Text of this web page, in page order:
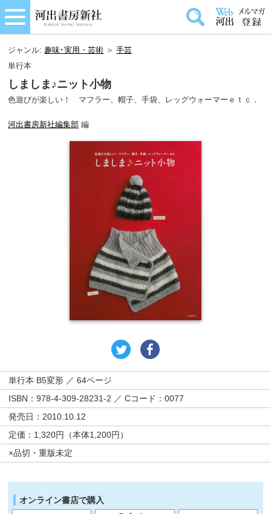
ジャンル: 趣味･実用・芸術 ＞手芸
単行本
しましま♪ニット小物
色遊びが楽しい！ マフラー、帽子、手袋、レッグウォーマーｅｔｃ．
河出書房新社編集部 編
単行本 B5変形 ／ 64ページ
ISBN：978-4-309-28231-2 ／ Cコード：0077
発売日：2010.10.12
定価：1,320円（本体1,200円）
×品切・重版未定
オンライン書店で購入